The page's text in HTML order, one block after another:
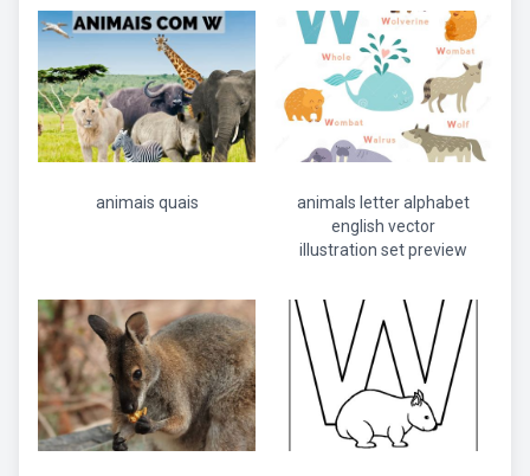
animais quais
animals letter alphabet
english vector
illustration set preview